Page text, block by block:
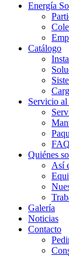
Energía
Catálogo
Servicio
Quiénes
Así
Galería
Noticias
Contacto